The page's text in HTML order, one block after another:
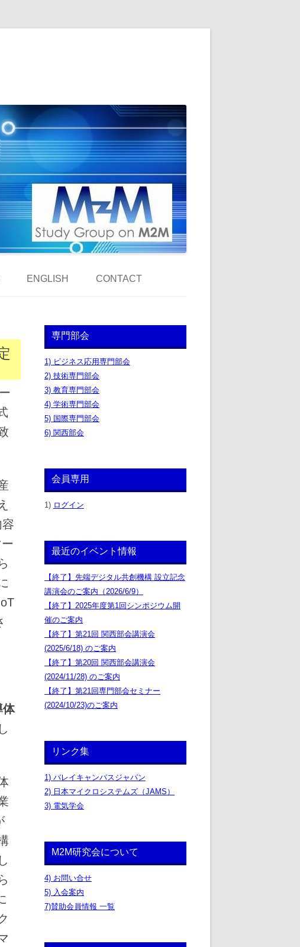
ENGLISH CONTACT
体
専門部会
1) ビジネス応用専門部会
2) 技術専門部会
3) 教育専門部会
4) 学術専門部会
5) 国際専門部会
6) 関西部会
会員専用
1) ログイン
最近のイベント情報
【終了】先端デジタル共創機構 設立記念
講演会のご案内（2026/6/9）
【終了】2025年度第1回シンポジウム開
催のご案内
【終了】第21回 関西部会講演会
(2025/6/18) のご案内
【終了】第20回 関西部会講演会
(2024/11/28) のご案内
【終了】第21回専門部会セミナー
(2024/10/23)のご案内
リンク集
1) バレイキャンパスジャパン
2) 日本マイクロシステムズ（JAMS）
3) 電気学会
M2M研究会について
4) お問い合せ
5) 入会案内
7)賛助会員情報 一覧